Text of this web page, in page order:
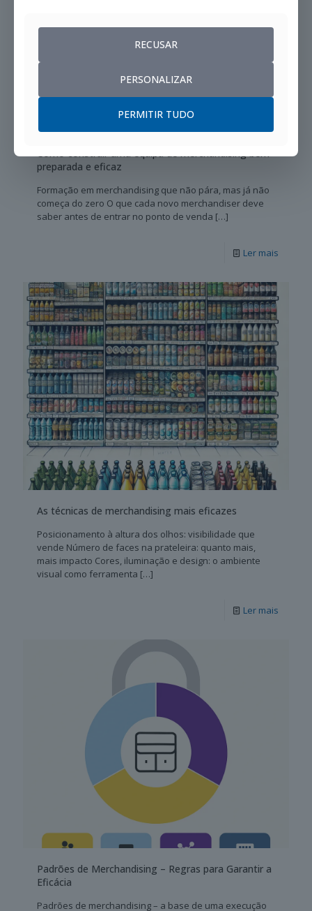
Como construir uma equipa de merchandising bem
preparada e eficaz
Formação em merchandising que não pára, mas já não
começa do zero O que cada novo merchandiser deve
saber antes de entrar no ponto de venda […]
Ler mais
As técnicas de merchandising mais eficazes
Posicionamento à altura dos olhos: visibilidade que
vende Número de faces na prateleira: quanto mais,
mais impacto Cores, iluminação e design: o ambiente
visual como ferramenta […]
Ler mais
Padrões de Merchandising – Regras para Garantir a
Eficácia
Padrões de merchandising – a base de uma execução
RECUSAR
PERSONALIZAR
PERMITIR TUDO